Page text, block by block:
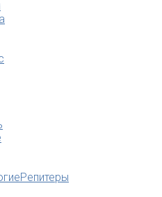
Репитеры